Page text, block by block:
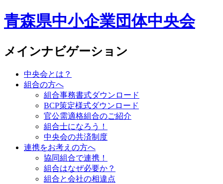
青森県中小企業団体中央会
メインナビゲーション
中央会とは？
組合の方へ
組合事務書式ダウンロード
BCP策定様式ダウンロード
官公需適格組合のご紹介
組合士になろう！
中央会の共済制度
連携をお考えの方へ
協同組合で連携！
組合はなぜ必要か？
組合と会社の相違点